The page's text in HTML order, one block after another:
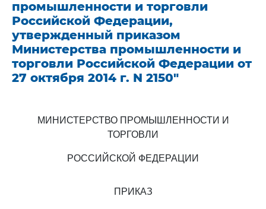
промышленности и торговли
Российской Федерации,
утвержденный приказом
Министерства промышленности и
торговли Российской Федерации от
27 октября 2014 г. N 2150"
МИНИСТЕРСТВО ПРОМЫШЛЕННОСТИ И
ТОРГОВЛИ
РОССИЙСКОЙ ФЕДЕРАЦИИ
ПРИКАЗ